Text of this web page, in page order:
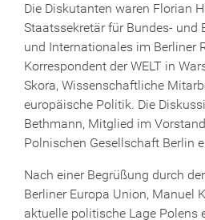
Die Diskutanten waren Florian
Staatssekretär für Bundes- und
und Internationales im Berliner
Korrespondent der WELT in
Skora, Wissenschaftliche
europäische Politik. Die
Bethmann, Mitglied im
Polnischen Gesellschaft Berlin
Nach einer Begrüßung durch
Berliner Europa Union, Manuel
aktuelle politische Lage Polens